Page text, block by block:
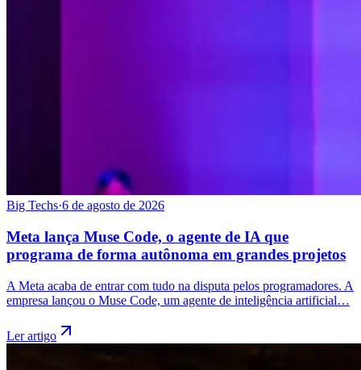
Big Techs·6 de agosto de 2026
Meta lança Muse Code, o agente de IA que
programa de forma autônoma em grandes projetos
A Meta acaba de entrar com tudo na disputa pelos programadores. A
empresa lançou o Muse Code, um agente de inteligência artificial…
Ler artigo